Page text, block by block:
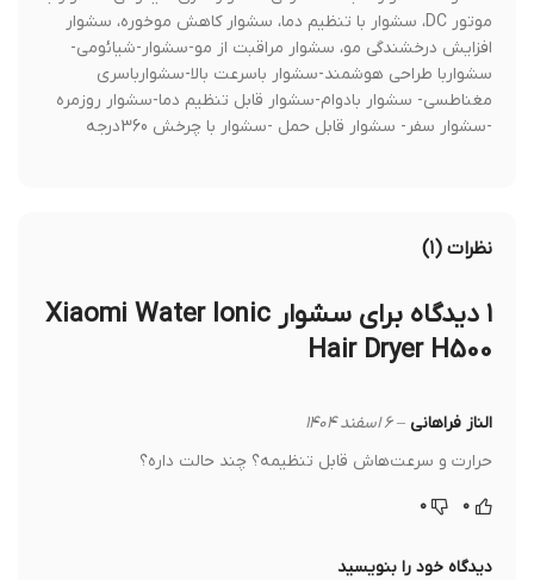
موتور DC، سشوار با تنظیم دما، سشوار کاهش موخوره، سشوار
افزایش درخشندگی مو، سشوار مراقبت از مو-سشوار-شیائومی-
سشواربا طراحی هوشمند-سشوار باسرعت بالا-سشوارباسری
مغناطسی- سشوار بادوام-سشوار قابل تنظیم دما-سشوار روزمره
-سشوار سفر- سشوار قابل حمل -سشوار با چرخش 360درجه
نظرات (۱)
سشوار Xiaomi Water Ionic
Hair Dryer H500
الناز فراهانی– ۶ اسفند ۱۴۰۴
حرارت و سرعت‌هاش قابل تنظیمه؟ چند حالت داره؟
دیدگاه خود را بنویسید